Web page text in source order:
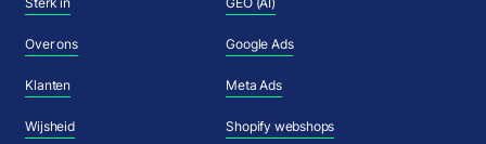
Over ons
Klanten
Wijsheid
Google Ads
Meta Ads
Shopify webshops